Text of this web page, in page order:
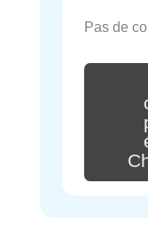
Pas de